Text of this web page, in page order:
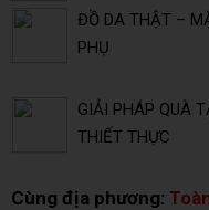
ĐỒ DA THẬT –
PHỤ
GIẢI PHÁP QUÀ
THIẾT THỰC
Cùng địa phương: